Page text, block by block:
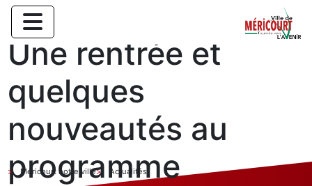
Une rentrée et
quelques
nouveautés au
programme
Méricourt notre ville Actualités